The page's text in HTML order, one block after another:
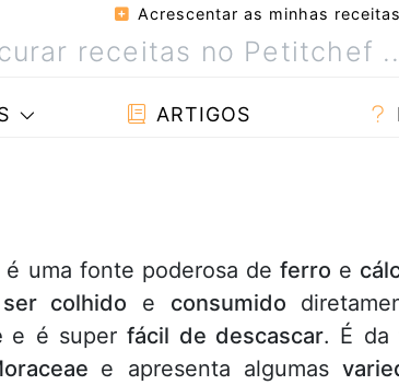
Acrescentar as minhas receitas
ARTIGOS
é uma fonte poderosa deferro e
ser colhido e consumido
e é superfácil de descascar. É da
e apresenta algumas